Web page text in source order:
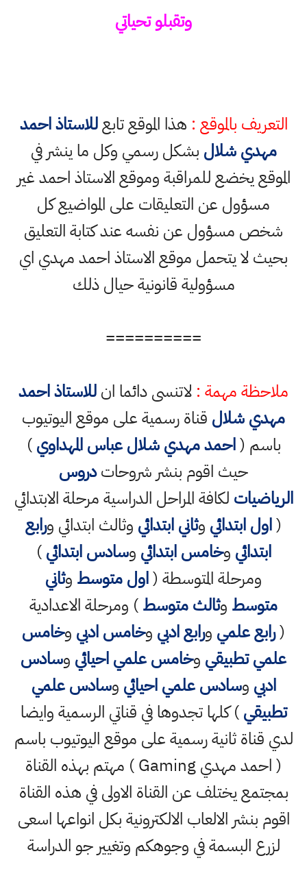
وتقبلو تحياتي
التعريف بالموقع : هذا الموقع تابعللاستاذ احمد
مهدي شلال بشكل رسمي وكل ما ينشر في
الموقع يخضع للمراقبة وموقع الاستاذ احمد غير
مسؤول عن التعليقات على المواضيع كل
شخص مسؤول عن نفسه عند كتابة التعليق
بحيث لا يتحمل موقع الاستاذ احمد مهدي اي
مسؤولية قانونية حيال ذلك
==========
ملاحظة مهمة : لاتنسى دائما انللاستاذ احمد
مهدي شلال قناة رسمية على موقع اليوتيوب
باسم (احمد مهدي شلال عباس المهداوي)
حيث اقوم بنشر شروحاتدروس
الرياضيات لكافة المراحل الدراسية مرحلة الابتدائي
(اول ابتدائي وثاني ابتدائي وثالث ابتدائي ورابع
ابتدائي وخامس ابتدائي وسادس ابتدائي)
ومرحلة المتوسطة (اول متوسط وثاني
متوسط وثالث متوسط) ومرحلة الاعدادية
(رابع علمي ورابع ادبي وخامس ادبي وخامس
علمي تطبيقي وخامس علمي احيائي وسادس
ادبي وسادس علمي احيائي وسادس علمي
تطبيقي) كلها تجدوها في قناتي الرسمية وايضا
لدي قناة ثانية رسمية على موقع اليوتيوب باسم
( احمد مهدي Gaming ) مهتم بهذه القناة
بمجتمع يختلف عن القناة الاولى في هذه القناة
اقوم بنشر الالعاب الالكترونية بكل انواعها اسعى
لزرع البسمة في وجوهكم وتغيير جو الدراسة